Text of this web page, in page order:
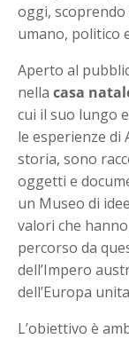
oggi,
umano, politico
Aperto al
nella casa
cui il suo lungo
le esperienze di
storia, sono
oggetti e
un Museo di
valori che
percorso da
dell’Impero
dell’Europa
L’obiettivo è